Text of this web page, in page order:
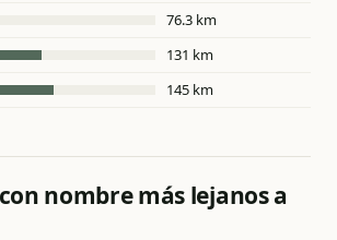
76.3 km
131 km
145 km
nombre más lejanos a